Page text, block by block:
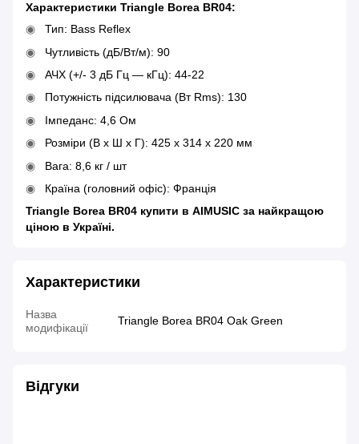
Характеристики Triangle Borea BR04:
Тип: Bass Reflex
Чутливість (дБ/Вт/м): 90
АЧХ (+/- 3 дБ Гц — кГц): 44-22
Потужність підсилювача (Вт Rms): 130
Імпеданс: 4,6 Ом
Розміри (В x Ш x Г): 425 х 314 х 220 мм
Вага: 8,6 кг / шт
Країна (головний офіс): Франція
Triangle Borea BR04 купити в AIMUSIC за найкращою
ціною в Україні.
Характеристики
Назва
модифікації
Triangle Borea BR04 Oak Green
Відгуки